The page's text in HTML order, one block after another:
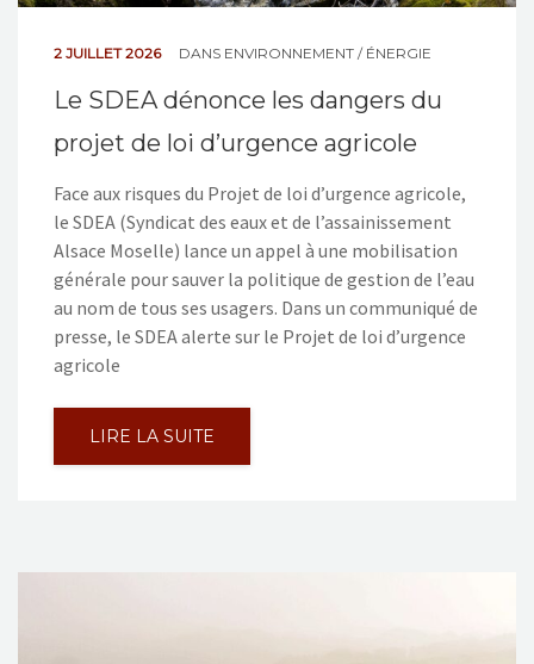
2 JUILLET 2026 DANS ENVIRONNEMENT / ÉNERGIE
Le SDEA dénonce les dangers du
projet de loi d’urgence agricole
Face aux risques du Projet de loi d’urgence agricole,
le SDEA (Syndicat des eaux et de l’assainissement
Alsace Moselle) lance un appel à une mobilisation
générale pour sauver la politique de gestion de l’eau
au nom de tous ses usagers. Dans un communiqué de
presse, le SDEA alerte sur le Projet de loi d’urgence
agricole
LIRE LA SUITE